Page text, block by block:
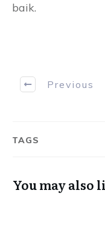
baik.
Previous
TAGS
You may also